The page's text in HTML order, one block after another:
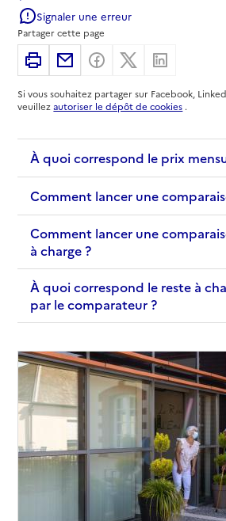
Signaler une erreur
Partager cette page
ImprimerPartager par email
Partager sur Facebook
Partager sur X
Si vous souhaitez partager sur Facebook,
veuillezautoriser le dépôt de cookies .
À quoi correspond le prix
Comment lancer une
Comment lancer une
à charge ?
À quoi correspond le reste à
par le comparateur ?